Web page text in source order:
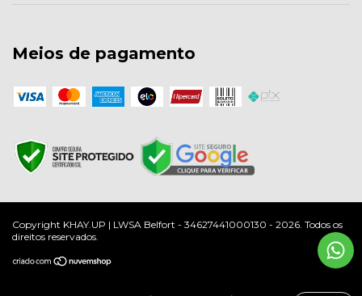
Meios de pagamento
Copyright KHAY.UP | LWSA Belfort - 34627441000130 - 2026. Todos os
direitos reservados.